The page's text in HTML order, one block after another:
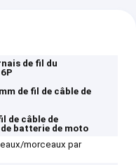
de fil du
de fil de câble de
de câble de
batterie de moto
morceaux par